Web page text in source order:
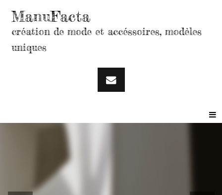
ManuFacta
création de mode et accéssoires, modèles
uniques